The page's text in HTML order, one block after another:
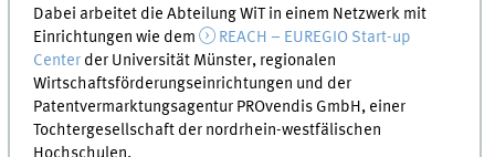
Dabei arbeitet die Abteilung WiT in einem Netzwerk mit
Einrichtungen wie dem
REACH – EUREGIO Start-up
Center der Universität Münster, regionalen
Wirtschaftsförderungseinrichtungen und der
Patentvermarktungsagentur PROvendis GmbH, einer
Tochtergesellschaft der nordrhein-westfälischen